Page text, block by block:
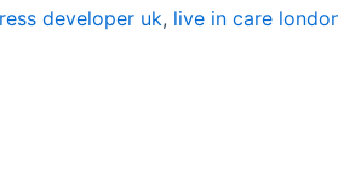
developer uk, live in care